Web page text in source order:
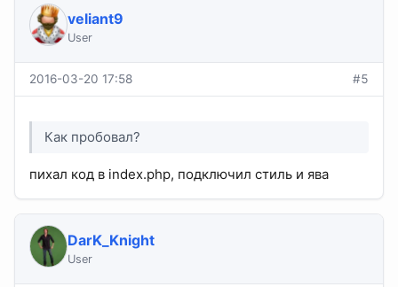
veliant9
User
2016-03-20 17:58 #5
Как пробовал?
пихал код в index.php, подключил стиль и ява
DarK_Knight
User